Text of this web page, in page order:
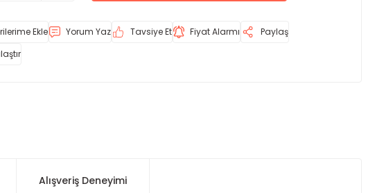
Yorum Yaz Tavsiye Et Fiyat Alarmı
Paylaş
Alışveriş Deneyimi